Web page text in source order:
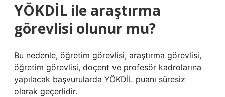
YÖKDİL ile araştırma
görevlisi olunur mu?
Bu nedenle, öğretim görevlisi, araştırma görevlisi,
öğretim görevlisi, doçent ve profesör kadrolarına
yapılacak başvurularda YÖKDİL puanı süresiz
olarak geçerlidir.